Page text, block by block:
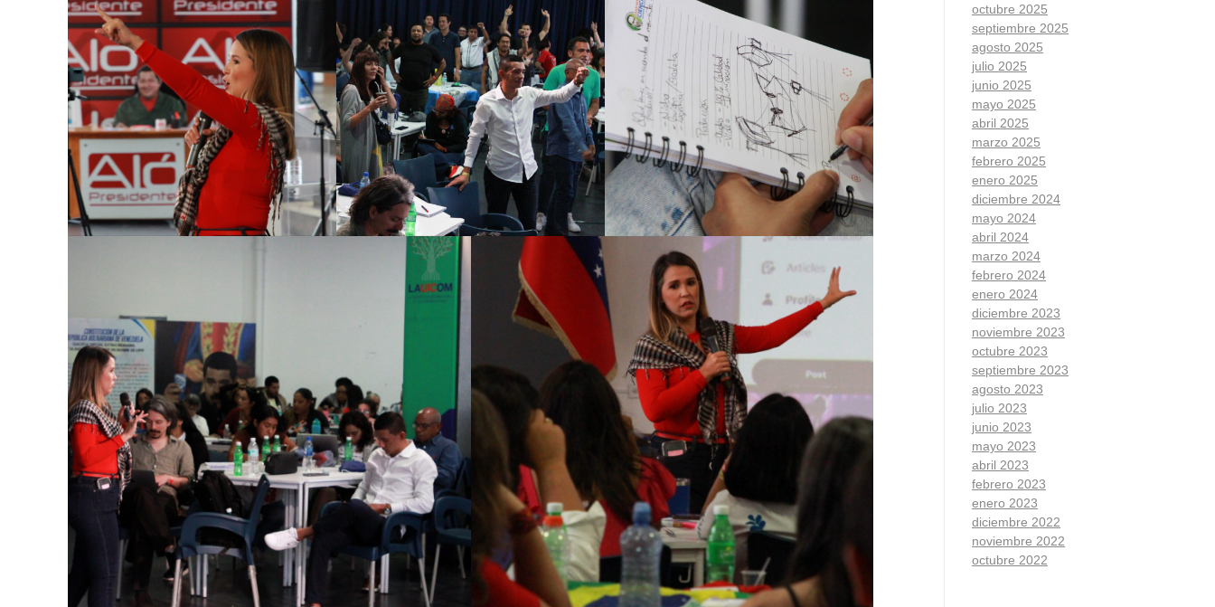
octubre 2025
septiembre 2025
agosto 2025
julio 2025
junio 2025
mayo 2025
abril 2025
marzo 2025
febrero 2025
enero 2025
diciembre 2024
mayo 2024
abril 2024
marzo 2024
febrero 2024
enero 2024
diciembre 2023
noviembre 2023
octubre 2023
septiembre 2023
agosto 2023
julio 2023
junio 2023
mayo 2023
abril 2023
febrero 2023
enero 2023
diciembre 2022
noviembre 2022
octubre 2022